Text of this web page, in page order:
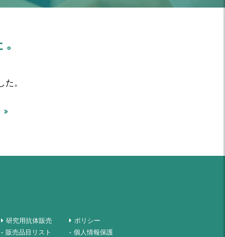
。
研究用抗体販売
販売品目リスト
ポリシー
個人情報保護